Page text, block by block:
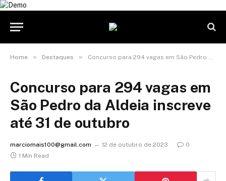
Home » Destaques » Concurso para 294 vagas em São Pedro da Aldeia inscreve até 31 de outubro
Concurso para 294 vagas em
São Pedro da Aldeia inscreve
até 31 de outubro
marciomais100@gmail.com 12 de outubro de 2023
0
1 Min Read